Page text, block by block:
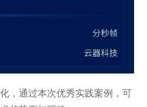
，通过本次优秀实践案例，可